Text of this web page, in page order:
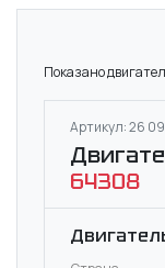
Показано
Артикул: 26
64308